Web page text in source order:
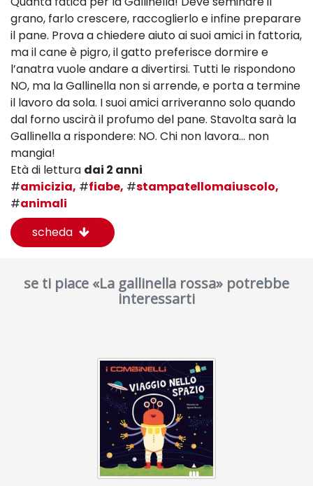
grano, farlo crescere, raccoglierlo e infine preparare
il pane. Prova a chiedere aiuto ai suoi amici in fattoria,
ma il cane è pigro, il gatto preferisce dormire e
l’anatra vuole andare a divertirsi. Tutti le rispondono
NO, ma la Gallinella non si arrende, e porta a termine
il lavoro da sola. I suoi amici arriveranno solo quando
dal forno uscirà il profumo del pane. Stavolta sarà la
Gallinella a rispondere: NO. Chi non lavora… non
mangia!
Età di lettura dai 2 anni
#amicizia, #fiabe, #stampatellomaiuscolo,
#animali
scheda
se ti piace «La gallinella rossa» potrebbe
interessarti